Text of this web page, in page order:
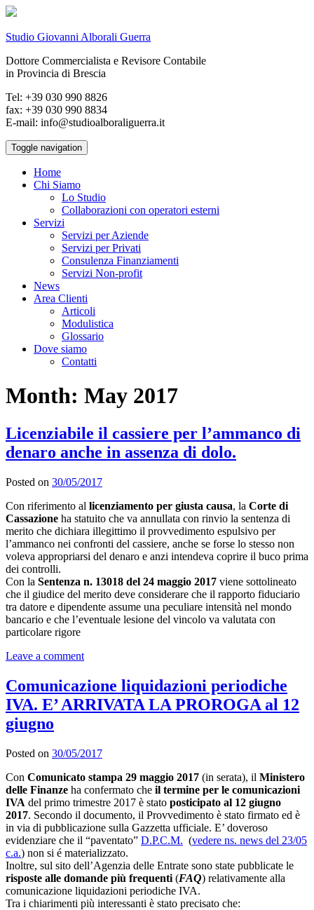
Studio Giovanni Alborali Guerra
Dottore Commercialista e Revisore Contabile
in Provincia di Brescia
Tel: +39 030 990 8826
fax: +39 030 990 8834
E-mail: info@studioalboraliguerra.it
Toggle navigation
Home
Chi Siamo
Lo Studio
Collaborazioni con operatori esterni
Servizi
Servizi per Aziende
Servizi per Privati
Consulenza Finanziamenti
Servizi Non-profit
News
Area Clienti
Articoli
Modulistica
Glossario
Dove siamo
Contatti
Month: May 2017
Licenziabile il cassiere per l’ammanco di
denaro anche in assenza di dolo.
Posted on 30/05/2017
Con riferimento al licenziamento per giusta causa, la Corte di
Cassazione ha statuito che va annullata con rinvio la sentenza di
merito che dichiara illegittimo il provvedimento espulsivo per
l’ammanco nei confronti del cassiere, anche se forse lo stesso non
voleva appropriarsi del denaro e anzi intendeva coprire il buco prima
dei controlli.
Con la Sentenza n. 13018 del 24 maggio 2017 viene sottolineato
che il giudice del merito deve considerare che il rapporto fiduciario
tra datore e dipendente assume una peculiare intensità nel mondo
bancario e che l’eventuale lesione del vincolo va valutata con
particolare rigore
Leave a comment
Comunicazione liquidazioni periodiche
IVA. E’ ARRIVATA LA PROROGA al 12
giugno
Posted on 30/05/2017
Con Comunicato stampa 29 maggio 2017 (in serata), il Ministero
delle Finanze ha confermato che il termine per le comunicazioni
IVA del primo trimestre 2017 è stato posticipato al 12 giugno
2017. Secondo il documento, il Provvedimento è stato firmato ed è
in via di pubblicazione sulla Gazzetta ufficiale. E’ doveroso
evidenziare che il “paventato” D.P.C.M. (vedere ns. news del 23/05
c.a.) non si é materializzato.
Inoltre, sul sito dell’Agenzia delle Entrate sono state pubblicate le
risposte alle domande più frequenti (FAQ) relativamente alla
comunicazione liquidazioni periodiche IVA.
Tra i chiarimenti più interessanti è stato precisato che: